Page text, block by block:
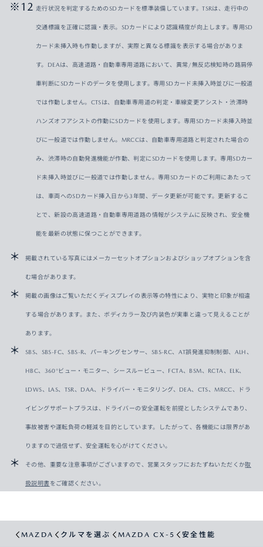
走行状況を判定するためのSDカードを標準装備しています。TSRは、走行中の
交通標識を正確に認識・表示。SDカードにより認識精度が向上します。専用SD
カード未挿入時も作動しますが、実際と異なる標識を表示する場合がありま
す。DEAは、高速道路・自動車専用道路において、異常/無反応検知時の路肩停
車判断にSDカードのデータを使用します。専用SDカード未挿入時並びに一般道
では作動しません。CTSは、自動車専用道の判定・車線変更アシスト・渋滞時
ハンズオフアシストの作動にSDカードを使用します。専用SDカード未挿入時並
びに一般道では作動しません。MRCCは、自動車専用道路と判定された場合の
み、渋滞時の自動発進機能が作動、判定にSDカードを使用します。専用SDカー
ド未挿入時並びに一般道では作動しません。専用SDカードのご利用にあたって
は、車両へのSDカード挿入日から3年間、データ更新が可能です。更新するこ
とで、新設の高速道路・自動車専用道路の情報がシステムに反映され、安全機
能を最新の状態に保つことができます。​
掲載されている写真にはメーカーセットオプションおよびショップオプションを含
む場合があります。
掲載の画像はご覧いただくディスプレイの表示等の特性により、実物と印象が相違
する場合があります。また、ボディカラー及び内装色が実車と違って見えることが
あります。
SBS、SBS-FC、SBS-R、パーキングセンサー、SBS-RC、AT誤発進抑制制御、ALH、
HBC、360°ビュー・モニター、シースルービュー、FCTA、BSM、RCTA、ELK、
LDWS、LAS、TSR、DAA、ドライバー・モニタリング、DEA、CTS、MRCC、ドラ
イビングサポートプラスは、ドライバーの安全運転を前提としたシステムであり、
事故被害や運転負荷の軽減を目的としています。したがって、各機能には限界があ
りますので過信せず、安全運転を心がけてください。
その他、重要な注意事項がございますので、営業スタッフにおたずねいただくか取
扱説明書をご確認ください。
MAZDA クルマを選ぶ MAZDA CX-5 安全性能